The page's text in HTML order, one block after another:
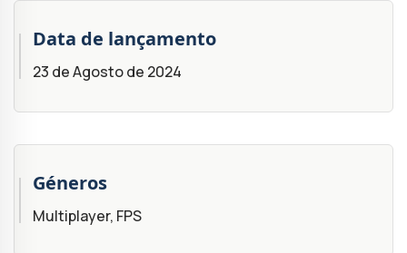
Data de lançamento
23 de Agosto de 2024
Géneros
Multiplayer, FPS